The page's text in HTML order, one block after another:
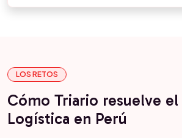
LOS RETOS
Cómo Triario resuelve el
Logística en Perú